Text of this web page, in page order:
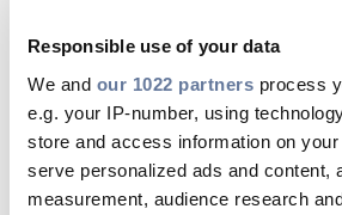
Responsible use of your data
We and our 1022 partners process
e.g. your IP-number, using
store and access information on
serve personalized ads and content,
measurement, audience research
verzameld en gestructureerd.
gestandaardiseerde formats,
bedrijven in de keten om
nauwkeuriger en transparanter
Met de toevoeging van EPD-